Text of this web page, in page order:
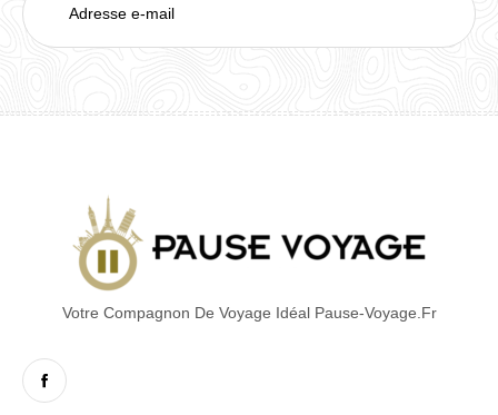
e-
mail
Votre Compagnon De Voyage Idéal Pause-Voyage.fr